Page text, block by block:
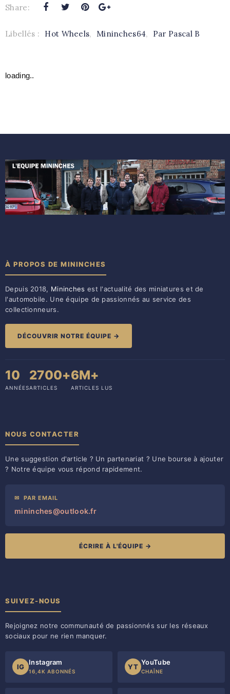
Share:
Libellés : Hot Wheels, Mininches64, Par Pascal B
loading..
À PROPOS DE MININCHES
Depuis 2018, Mininches est l'actualité des miniatures et de
l'automobile. Une équipe de passionnés au service des
collectionneurs.
DÉCOUVRIR NOTRE ÉQUIPE →
10
ANNÉES
2700+
ARTICLES
6M+
ARTICLES LUS
NOUS CONTACTER
Une suggestion d'article ? Un partenariat ? Une bourse à ajouter
? Notre équipe vous répond rapidement.
✉ PAR EMAIL
mininches@outlook.fr
ÉCRIRE À L'ÉQUIPE →
SUIVEZ-NOUS
Rejoignez notre communauté de passionnés sur les réseaux
sociaux pour ne rien manquer.
IG
Instagram
16,4K ABONNÉS
YT
YouTube
CHAÎNE